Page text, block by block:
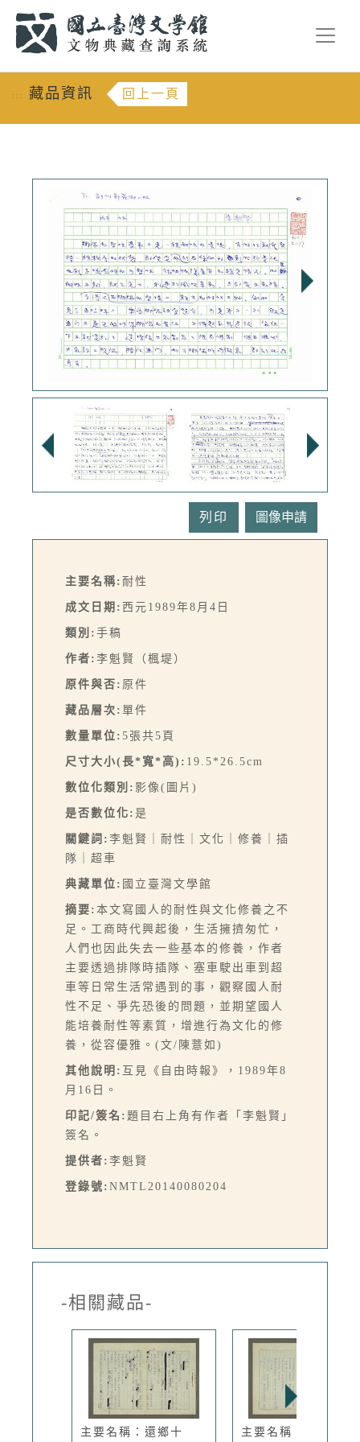
::: 藏品資訊 回上一頁
列印
主要名稱: 耐性
成文日期: 西元1989年8月4日
類別: 手稿
作者: 李魁賢（楓堤）
原件與否: 原件
藏品層次: 單件
數量單位: 5張共5頁
尺寸大小(長*寬*高): 19.5*26.5cm
數位化類別: 影像(圖片)
是否數位化: 是
關鍵詞: 李魁賢｜耐性｜文化｜修養｜插
隊｜超車
典藏單位: 國立臺灣文學館
摘要: 本文寫國人的耐性與文化修養之不
足。工商時代興起後，生活擁擠匆忙，
人們也因此失去一些基本的修養，作者
主要透過排隊時插隊、塞車駛出車到超
車等日常生活常遇到的事，觀察國人耐
性不足、爭先恐後的問題，並期望國人
能培養耐性等素質，增進行為文化的修
養，從容優雅。(文/陳薏如)
其他說明: 互見《自由時報》，1989年8
月16日。
印記/簽名: 題目右上角有作者「李魁賢」
簽名。
提供者: 李魁賢
登錄號: NMTL20140080204
-相關藏品-
主要名稱：還鄉十 主要名稱：「常回家